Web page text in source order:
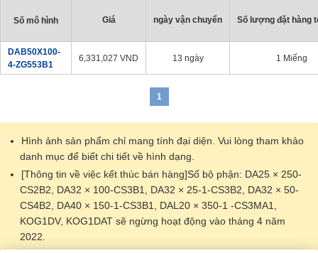
· Độ chính xác lắp đặt cao và công việc lắp đặt dễ dàng
・ Tương thích với các thiết bị khí nén và dây chuyền sản xuất
trong mọi ngành nghề
Số mô hình Giá ngày vận chuyển Số lượng đặt hàng
DAB50X100-
4-ZG553B1
6,331,027 VND 13 ngày 1 Miếng
1
Hình ảnh sản phẩm chỉ mang tính đại diện. Vui lòng tham khảo
danh mục để biết chi tiết về hình dạng.
[Thông tin về việc kết thúc bán hàng]Số bộ phận: DA25 × 250-
CS2B2, DA32 × 100-CS3B1, DA32 × 25-1-CS3B2, DA32 × 50-
CS4B2, DA40 × 150-1-CS3B1, DAL20 × 350-1 -CS3MA1,
KOG1DV, KOG1DAT sẽ ngừng hoạt động vào tháng 4 năm
2022.